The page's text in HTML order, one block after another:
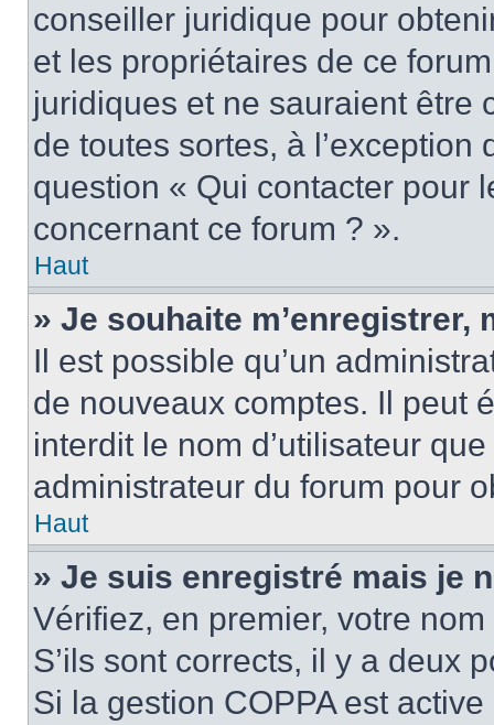
conseiller juridique pour
et les propriétaires de ce
juridiques et ne sauraient être
de toutes sortes, à
question « Qui contacter pour
concernant ce forum ? ».
Haut
» Je souhaite m’enregistrer,
Il est possible qu’un
de nouveaux comptes. Il peut
interdit le nom d’utilisateur
administrateur du forum pour
Haut
» Je suis enregistré mais je
Vérifiez, en premier, votre
S’ils sont corrects, il y a deux
Si la gestion COPPA est